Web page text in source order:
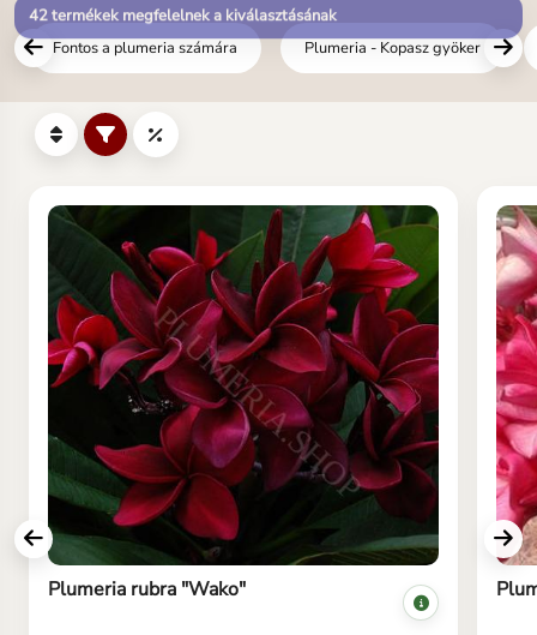
Fontos a plumeria számára Plumeria - Kopasz gyöker
Plumeria rubra "Wako"